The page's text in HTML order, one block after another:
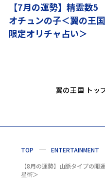
【7月の運勢】精霊数5
オチュンの子＜翼の王国
限定オリチャ占い＞
翼の王国 トッ
TOP ENTERTAINMENT
【8月の運勢】山脈タイプの
星術＞